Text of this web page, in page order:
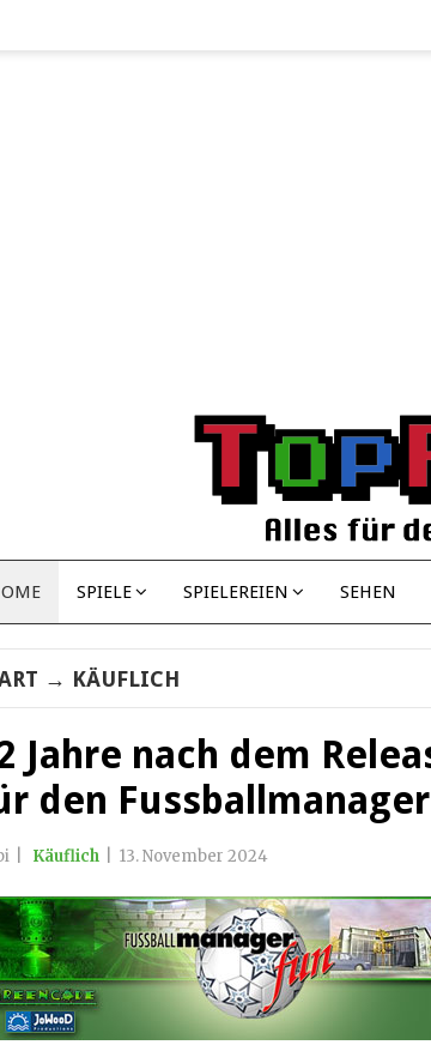
SPIELE SPIELEREIEN SEHEN
→ KÄUFLICH
Jahre nach dem
den
Käuflich 13. November 2024